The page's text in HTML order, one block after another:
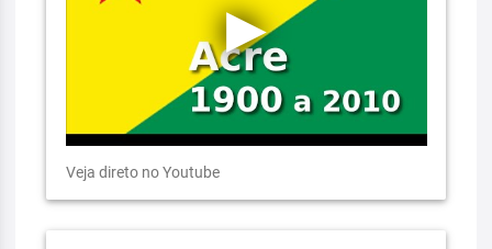
Veja direto no Youtube